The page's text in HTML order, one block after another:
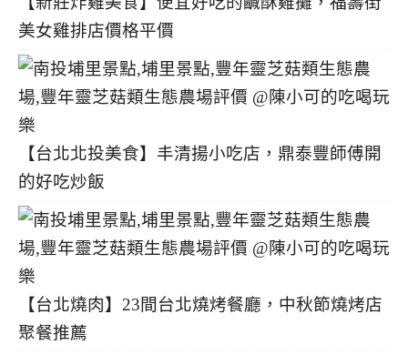
美女雞排店價格平價
【台北北投美食】丰清揚小吃店，鼎泰豐師傅開
的好吃炒飯
【台北燒肉】23間台北燒烤餐廳，中秋節燒烤店
聚餐推薦